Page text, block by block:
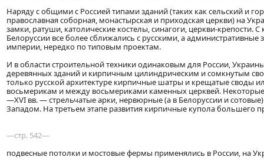
Наряду с общими с Россией типами зданий (таких как сельский и
православная соборная, монастырская и приходская церкви) на
замки, ратуши, католические костелы, синагоги, церкви-крепости.
Белоруссии все более сближались с русскими, а
империи, нередко по типовым проектам.
И в области строительной техники одинаковым для России,
деревянных зданий и кирпичным цилиндрическим и сомкнутым
только русской архитектуре кирпичные шатры и крещатые своды
восьмерикам и между восьмериками каменных церквей. Некоторые
—XVI вв. — стрельчатые арки, нервюрные (а в Белоруссии и
Западом. На третьем этапе развития кирпичные купола большего
—стр. 542—
подвесные потолки и мостовые фермы применялись в России, на